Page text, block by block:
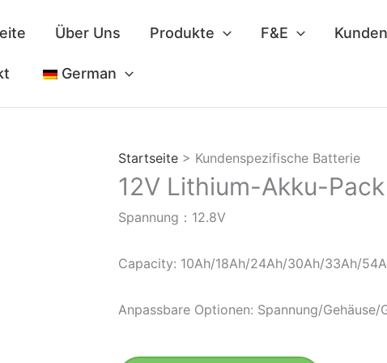
Über Uns Produkte F&E
German
Startseite> Kundenspezifische Batterie
12V Lithium-Akku-Pack
Spannung：12.8V
Capacity: 10Ah/18Ah/24Ah/30Ah/33Ah/
Anpassbare Optionen: Spannung/